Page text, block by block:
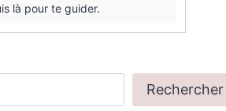
là pour te guider.
Rechercher